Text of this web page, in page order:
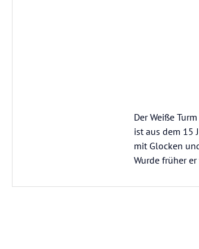
Der Weiße
ist aus dem 15
mit Glocken
Wurde früher